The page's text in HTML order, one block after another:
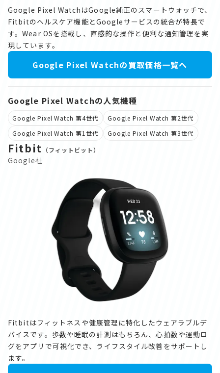
Google Pixel WatchはGoogle純正のスマートウォッチで、
Fitbitのヘルスケア機能とGoogleサービスの統合が特長で
す。Wear OSを搭載し、直感的な操作と便利な通知管理を実
現しています。
Google Pixel Watchの買取価格一覧へ
Google Pixel Watchの人気機種
Google Pixel Watch 第4世代
Google Pixel Watch 第2世代
Google Pixel Watch 第1世代
Google Pixel Watch 第3世代
Fitbit （フィットビット）
Google社
Fitbitはフィットネスや健康管理に特化したウェアラブルデ
バイスです。歩数や睡眠の計測はもちろん、心拍数や運動ロ
グをアプリで可視化でき、ライフスタイル改善をサポートし
ます。